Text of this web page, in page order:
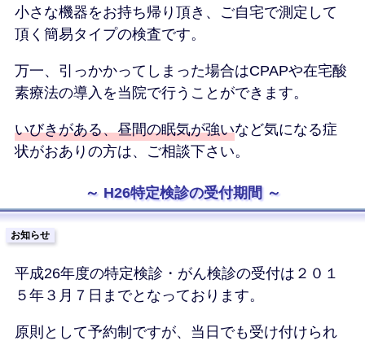
小さな機器をお持ち帰り頂き、ご自宅で測定して
頂く簡易タイプの検査です。
万一、引っかかってしまった場合はCPAPや在宅酸
素療法の導入を当院で行うことができます。
いびきがある、昼間の眠気が強いなど気になる症
状がおありの方は、ご相談下さい。
H26特定検診の受付期間
お知らせ
平成26年度の特定検診・がん検診の受付は２０１
５年３月７日までとなっております。
原則として予約制ですが、当日でも受け付けられ